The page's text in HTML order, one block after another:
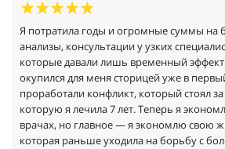
Я потратила годы и огромные суммы на
анализы, консультации у узких
которые давали лишь временный
окупился для меня сторицей уже в
проработали конфликт, который стоял
которую я лечила 7 лет. Теперь я
врачах, но главное — я экономлю свою
которая раньше уходила на борьбу с